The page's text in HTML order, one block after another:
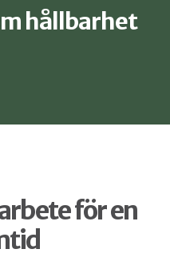
hållbarhet
för en